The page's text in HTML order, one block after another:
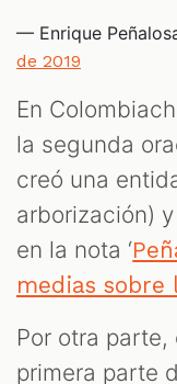
— Enrique
de 2019
En
la segunda
creó una
arborización)
en la nota ‘
medias sobre
Por otra
primera parte